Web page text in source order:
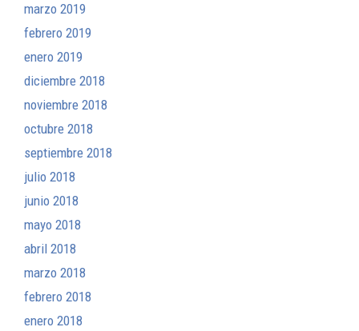
marzo 2019
febrero 2019
enero 2019
diciembre 2018
noviembre 2018
octubre 2018
septiembre 2018
julio 2018
junio 2018
mayo 2018
abril 2018
marzo 2018
febrero 2018
enero 2018